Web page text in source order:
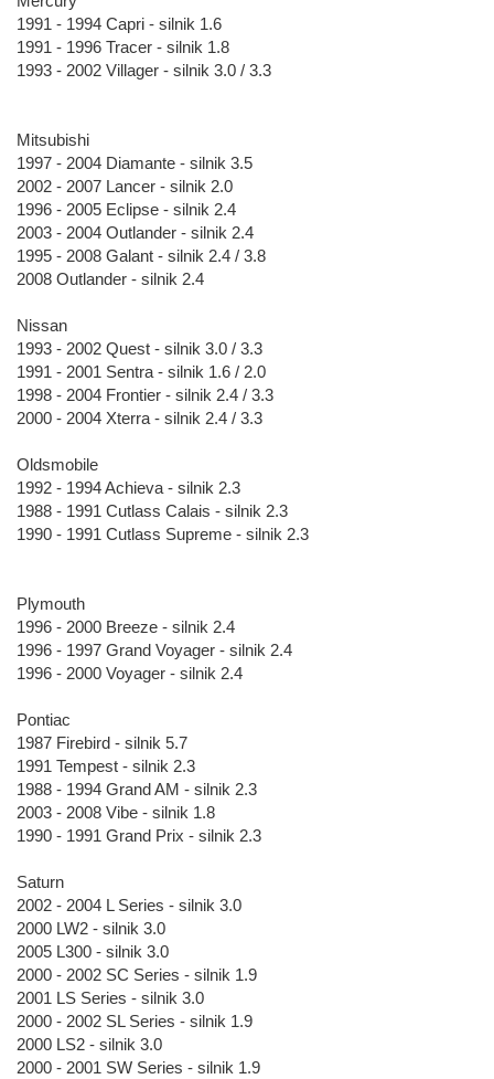
1991 - 1994 Capri - silnik 1.6
1991 - 1996 Tracer - silnik 1.8
1993 - 2002 Villager - silnik 3.0 / 3.3
Mitsubishi
1997 - 2004 Diamante - silnik 3.5
2002 - 2007 Lancer - silnik 2.0
1996 - 2005 Eclipse - silnik 2.4
2003 - 2004 Outlander - silnik 2.4
1995 - 2008 Galant - silnik 2.4 / 3.8
2008 Outlander - silnik 2.4
Nissan
1993 - 2002 Quest - silnik 3.0 / 3.3
1991 - 2001 Sentra - silnik 1.6 / 2.0
1998 - 2004 Frontier - silnik 2.4 / 3.3
2000 - 2004 Xterra - silnik 2.4 / 3.3
Oldsmobile
1992 - 1994 Achieva - silnik 2.3
1988 - 1991 Cutlass Calais - silnik 2.3
1990 - 1991 Cutlass Supreme - silnik 2.3
Plymouth
1996 - 2000 Breeze - silnik 2.4
1996 - 1997 Grand Voyager - silnik 2.4
1996 - 2000 Voyager - silnik 2.4
Pontiac
1987 Firebird - silnik 5.7
1991 Tempest - silnik 2.3
1988 - 1994 Grand AM - silnik 2.3
2003 - 2008 Vibe - silnik 1.8
1990 - 1991 Grand Prix - silnik 2.3
Saturn
2002 - 2004 L Series - silnik 3.0
2000 LW2 - silnik 3.0
2005 L300 - silnik 3.0
2000 - 2002 SC Series - silnik 1.9
2001 LS Series - silnik 3.0
2000 - 2002 SL Series - silnik 1.9
2000 LS2 - silnik 3.0
2000 - 2001 SW Series - silnik 1.9